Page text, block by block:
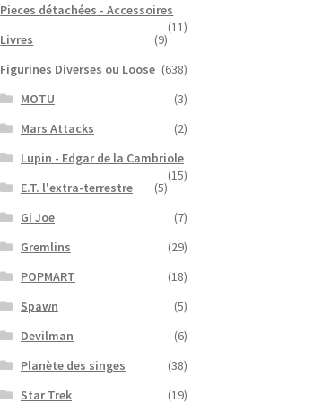
Pieces détachées - Accessoires
(11)
Livres
(9)
Figurines Diverses ou Loose (638)
MOTU
(3)
Mars Attacks
(2)
Lupin - Edgar de la Cambriole
(15)
E.T. l'extra-terrestre
(5)
Gi Joe
(7)
Gremlins
(29)
POPMART
(18)
Spawn
(5)
Devilman
(6)
Planète des singes
(38)
Star Trek
(19)